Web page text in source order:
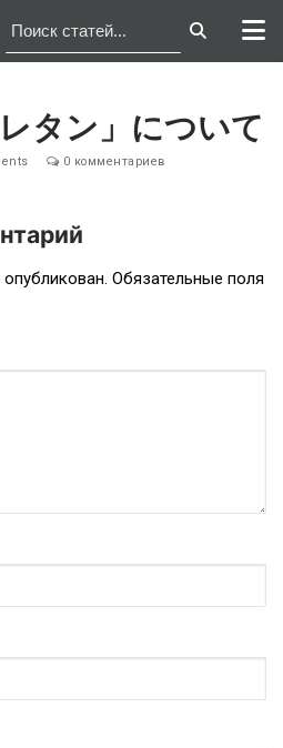
タン」について
0 комментариев
Обязательные поля